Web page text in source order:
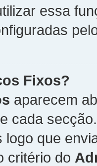
essa
Fixos?
aparecem
cada
logo que
critério do